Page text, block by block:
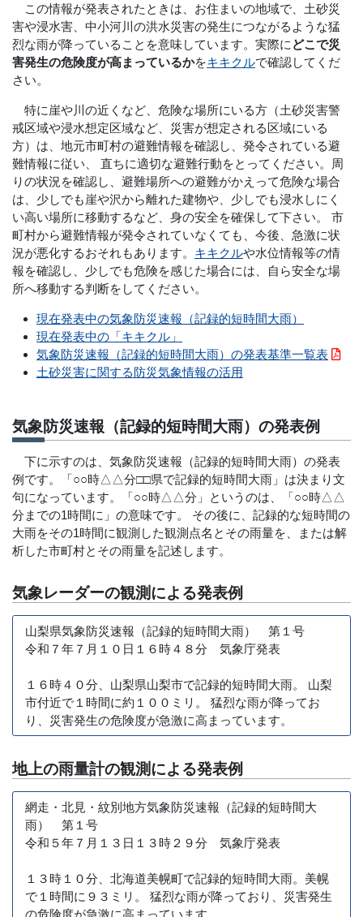
この情報が発表されたときは、お住まいの地域で、土砂災
害や浸水害、中小河川の洪水災害の発生につながるような猛
烈な雨が降っていることを意味しています。実際に どこで災
害発生の危険度が高まっているかをキキクルで確認してくだ
さい。
特に崖や川の近くなど、危険な場所にいる方（土砂災害警
戒区域や浸水想定区域など、災害が想定される区域にいる
方）は、地元市町村の避難情報を確認し、発令されている避
難情報に従い、 直ちに適切な避難行動をとってください。周
りの状況を確認し、避難場所への避難がかえって危険な場合
は、少しでも崖や沢から離れた建物や、少しでも浸水しにく
い高い場所に移動するなど、身の安全を確保して下さい。 市
町村から避難情報が発令されていなくても、今後、急激に状
況が悪化するおそれもあります。 キキクルや水位情報等の情
報を確認し、少しでも危険を感じた場合には、自ら安全な場
所へ移動する判断をしてください。
現在発表中の気象防災速報（記録的短時間大雨）
現在発表中の「キキクル」
気象防災速報（記録的短時間大雨）の発表基準一覧表
土砂災害に関する防災気象情報の活用
気象防災速報（記録的短時間大雨）の発表例
下に示すのは、気象防災速報（記録的短時間大雨）の発表
例です。「○○時△△分□□県で記録的短時間大雨」は決まり文
句になっています。「○○時△△分」というのは、「○○時△△
分までの1時間に」の意味です。 その後に、記録的な短時間の
大雨をその1時間に観測した観測点名とその雨量を、または解
析した市町村とその雨量を記述します。
気象レーダーの観測による発表例
山梨県気象防災速報（記録的短時間大雨） 第１号
令和７年７月１０日１６時４８分 気象庁発表
１６時４０分、山梨県山梨市で記録的短時間大雨。 山梨
市付近で１時間に約１００ミリ。 猛烈な雨が降ってお
り、災害発生の危険度が急激に高まっています。
地上の雨量計の観測による発表例
網走・北見・紋別地方気象防災速報（記録的短時間大
雨） 第１号
令和５年７月１３日１３時２９分 気象庁発表
１３時１０分、北海道美幌町で記録的短時間大雨。美幌
で１時間に９３ミリ。 猛烈な雨が降っており、災害発生
の危険度が急激に高まっています。